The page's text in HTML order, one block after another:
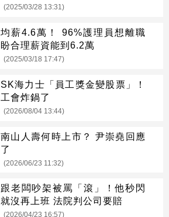
去搖
(2025/03/28 13:31)
均薪4.6萬！ 96%護理員想離職
盼合理薪資能到6.2萬
(2025/03/18 17:47)
SK海力士「員工獎金變股票」！
工會炸鍋了
(2026/08/04 13:44)
南山人壽何時上市？ 尹崇堯回應
了
(2026/06/23 11:32)
跟老闆吵架被罵「滾」！他秒閃
就沒再上班 法院判公司要賠
(2026/04/23 16:57)